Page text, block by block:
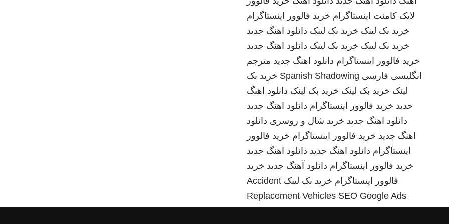
لایک کامنت اینستاگرام خرید فالوور اینستاگرام
خرید بک لینک خرید بک لینک دانلود اهنگ جدید
خرید بک لینک خرید بک لینک دانلود اهنگ جدید
خرید فالوور اینستاگرام دانلود اهنگ جدید مترجم
انگلیسی فارسی Spanish Shadowing خرید بک
لینک خرید بک لینک خرید بک لینک دانلود اهنگ
جدید خرید فالوور اینستاگرام دانلود اهنگ جدید
دانلود اهنگ جدید خرید شال و روسری دانلود
اهنگ جدید خرید فالوور اینستاگرام خرید فالوور
اینستاگرام دانلود اهنگ جدید دانلود اهنگ جدید
خرید فالوور اینستاگرام دانلود آهنگ جدید خرید
فالوور اینستاگرام خرید بک لینک Accident
Replacement Vehicles SEO Google Ads